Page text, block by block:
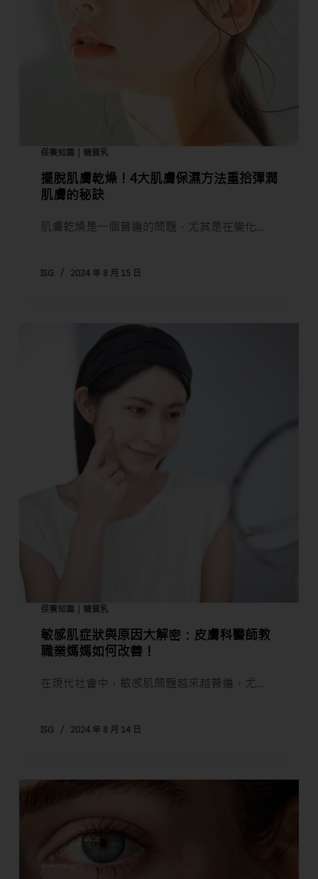
保養知識｜精質乳
擺脫肌膚乾燥！4大肌膚保濕方法重拾彈潤
肌膚的秘訣
肌膚乾燥是一個普遍的問題，尤其是在變化…
ISG 2024 年 8 月 15 日
保養知識｜精質乳
敏感肌症狀與原因大解密：皮膚科醫師教
職業媽媽如何改善！
在現代社會中，敏感肌問題越來越普遍，尤…
ISG 2024 年 8 月 14 日